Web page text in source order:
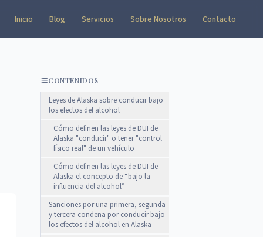
Inicio Blog Servicios Sobre Nosotros Contacto
CONTENIDOS
Leyes de Alaska sobre conducir bajo
los efectos del alcohol
Cómo definen las leyes de DUI de
Alaska "conducir" o tener "control
físico real" de un vehículo
Cómo definen las leyes de DUI de
Alaska el concepto de “bajo la
influencia del alcohol”
Sanciones por una primera, segunda
y tercera condena por conducir bajo
los efectos del alcohol en Alaska